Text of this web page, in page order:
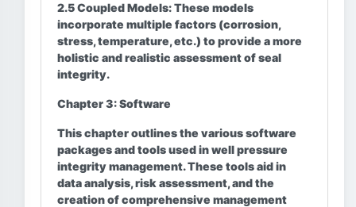
2.5 Coupled Models:These models
incorporate multiple factors (corrosion,
stress, temperature, etc.) to provide a more
holistic and realistic assessment of seal
integrity.
Chapter 3: Software
This chapter outlines the various software
packages and tools used in well pressure
integrity management. These tools aid in
data analysis, risk assessment, and the
creation of comprehensive management